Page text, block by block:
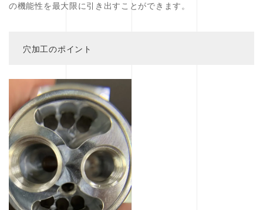
の機能性を最大限に引き出すことができます。
穴加工のポイント